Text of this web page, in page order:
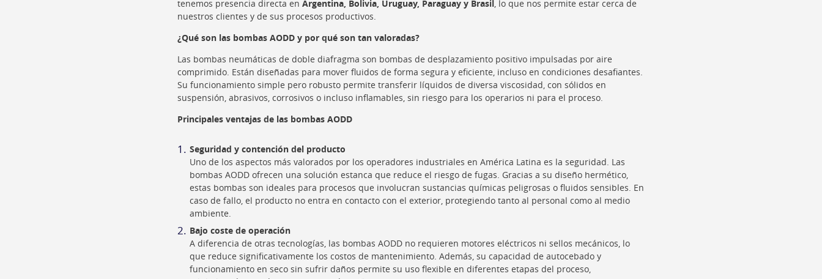
tenemos presencia directa enArgentina, Bolivia, Uruguay, Paraguay y Brasil, lo que nos permite estar cerca de
nuestros clientes y de sus procesos productivos.
¿Qué son las bombas AODD y por qué son tan valoradas?
Las bombas neumáticas de doble diafragma son bombas de desplazamiento positivo impulsadas por aire
comprimido. Están diseñadas para mover fluidos de forma segura y eficiente, incluso en condiciones desafiantes.
Su funcionamiento simple pero robusto permite transferir líquidos de diversa viscosidad, con sólidos en
suspensión, abrasivos, corrosivos o incluso inflamables, sin riesgo para los operarios ni para el proceso.
Principales ventajas de las bombas AODD
Seguridad y contención del producto
Uno de los aspectos más valorados por los operadores industriales en América Latina es la seguridad. Las
bombas AODD ofrecen una solución estanca que reduce el riesgo de fugas. Gracias a su diseño hermético,
estas bombas son ideales para procesos que involucran sustancias químicas peligrosas o fluidos sensibles. En
caso de fallo, el producto no entra en contacto con el exterior, protegiendo tanto al personal como al medio
ambiente.
Bajo coste de operación
A diferencia de otras tecnologías, las bombas AODD no requieren motores eléctricos ni sellos mecánicos, lo
que reduce significativamente los costos de mantenimiento. Además, su capacidad de autocebado y
funcionamiento en seco sin sufrir daños permite su uso flexible en diferentes etapas del proceso,